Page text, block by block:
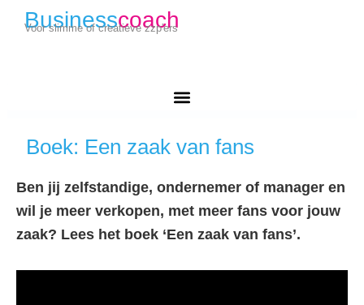
Businesscoach
Voor slimme of creatieve zzp'ers
Boek: Een zaak van fans
Ben jij zelfstandige, ondernemer of manager en
wil je meer verkopen, met meer fans voor jouw
zaak? Lees het boek ‘Een zaak van fans’.